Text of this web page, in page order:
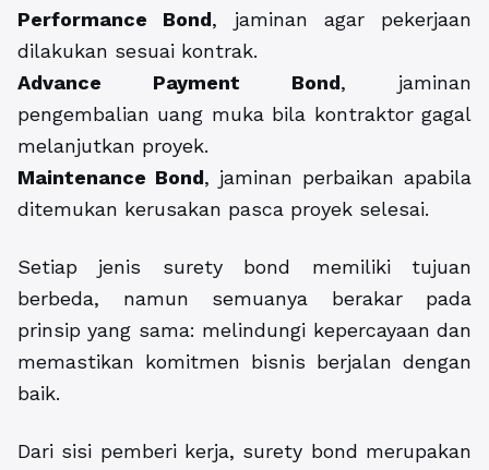
Performance Bond, jaminan agar pekerjaan
dilakukan sesuai kontrak.
Advance Payment Bond, jaminan
pengembalian uang muka bila kontraktor gagal
melanjutkan proyek.
Maintenance Bond, jaminan perbaikan apabila
ditemukan kerusakan pasca proyek selesai.
Setiap jenis surety bond memiliki tujuan
berbeda, namun semuanya berakar pada
prinsip yang sama: melindungi kepercayaan dan
memastikan komitmen bisnis berjalan dengan
baik.
Dari sisi pemberi kerja, surety bond merupakan